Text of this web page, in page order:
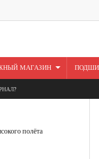
МАГАЗИН
полёта